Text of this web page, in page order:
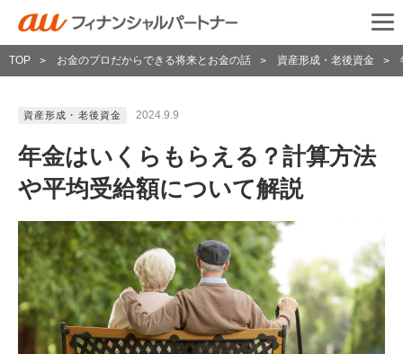
TOP > お金のプロだからできる将来とお金の話 > 資産形成・老後資金 >
資産形成・老後資金 2024.9.9
年金はいくらもらえる？計算方法
や平均受給額について解説